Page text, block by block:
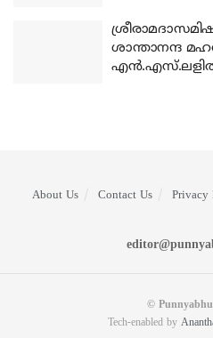
ശാന്താനന്ദ
About Us Contact Us Privacy
©
Tech-enabled by